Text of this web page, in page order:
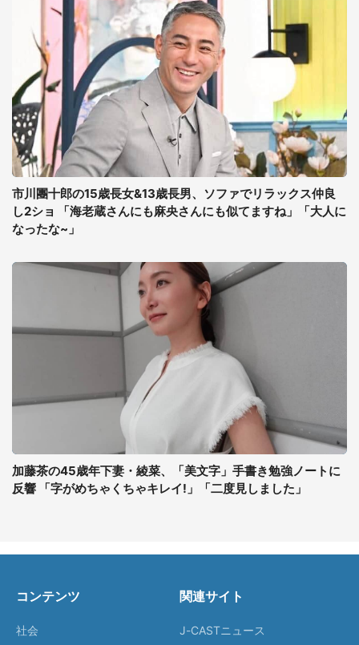
市川團十郎の15歳長女&13歳長男、ソファでリラックス仲良
し2ショ 「海老蔵さんにも麻央さんにも似てますね」「大人に
なったな~」
加藤茶の45歳年下妻・綾菜、「美文字」手書き勉強ノートに
反響 「字がめちゃくちゃキレイ!」「二度見しました」
コンテンツ
社会
関連サイト
J-CASTニュース